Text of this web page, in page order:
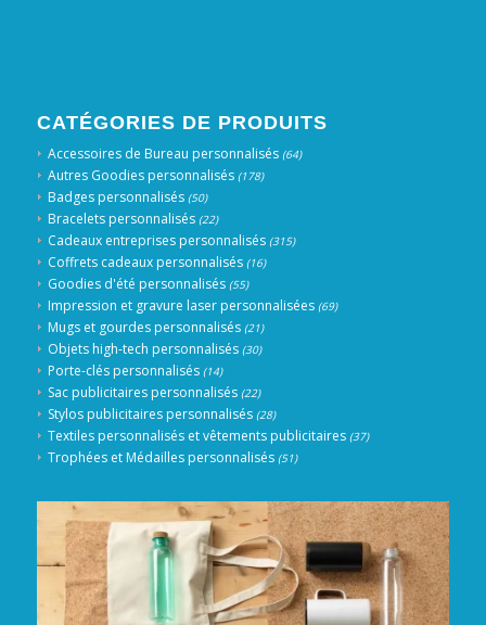
CATÉGORIES DE PRODUITS
Accessoires de Bureau personnalisés (64)
Autres Goodies personnalisés (178)
Badges personnalisés (50)
Bracelets personnalisés (22)
Cadeaux entreprises personnalisés (315)
Coffrets cadeaux personnalisés (16)
Goodies d'été personnalisés (55)
Impression et gravure laser personnalisées (69)
Mugs et gourdes personnalisés (21)
Objets high-tech personnalisés (30)
Porte-clés personnalisés (14)
Sac publicitaires personnalisés (22)
Stylos publicitaires personnalisés (28)
Textiles personnalisés et vêtements publicitaires (37)
Trophées et Médailles personnalisés (51)